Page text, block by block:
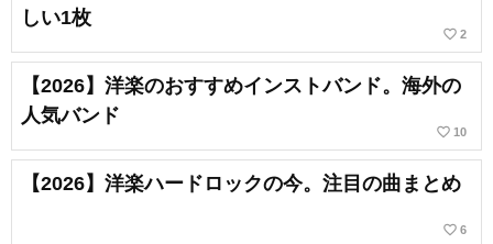
しい1枚
favorite_border 2
【2026】洋楽のおすすめインストバンド。海外の
人気バンド
favorite_border 10
【2026】洋楽ハードロックの今。注目の曲まとめ
favorite_border 6